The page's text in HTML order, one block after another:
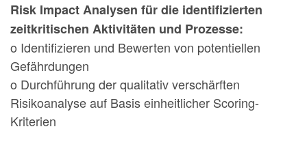
Risk Impact Analysen für die identifizierten
zeitkritischen Aktivitäten und Prozesse:
o Identifizieren und Bewerten von potentiellen
Gefährdungen
o Durchführung der qualitativ verschärften
Risikoanalyse auf Basis einheitlicher Scoring-
Kriterien